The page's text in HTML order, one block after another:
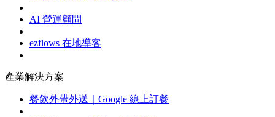
AI 營運顧問
ezflows 在地導客
產業解決方案
餐飲外帶外送｜Google 線上訂餐